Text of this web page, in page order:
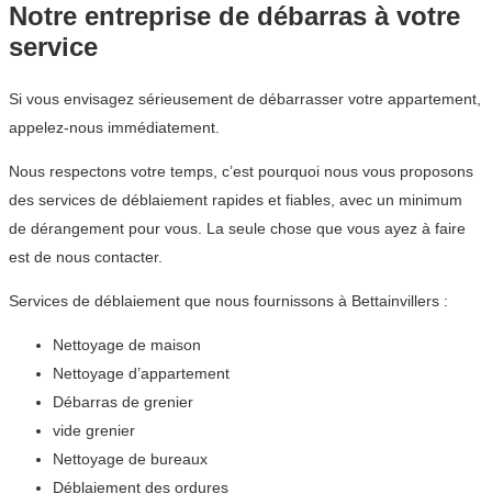
Notre entreprise de débarras à votre
service
Si vous envisagez sérieusement de débarrasser votre appartement,
appelez-nous immédiatement.
Nous respectons votre temps, c’est pourquoi nous vous proposons
des services de déblaiement rapides et fiables, avec un minimum
de dérangement pour vous. La seule chose que vous ayez à faire
est de nous contacter.
Services de déblaiement que nous fournissons à Bettainvillers :
Nettoyage de maison
Nettoyage d’appartement
Débarras de grenier
vide grenier
Nettoyage de bureaux
Déblaiement des ordures